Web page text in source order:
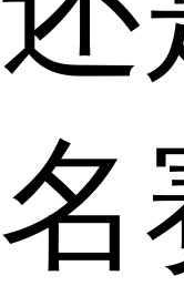
名